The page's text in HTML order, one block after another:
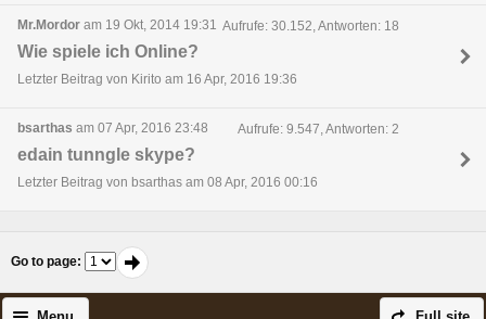
Mr.Mordor am 19 Okt, 2014 19:31 Aufrufe: 30.152, Antworten: 18
Wie spiele ich Online?
Letzter Beitrag von Kirito am 16 Apr, 2016 19:36
bsarthas am 07 Apr, 2016 23:48 Aufrufe: 9.547, Antworten: 2
edain tunngle skype?
Letzter Beitrag von bsarthas am 08 Apr, 2016 00:16
Go to page: